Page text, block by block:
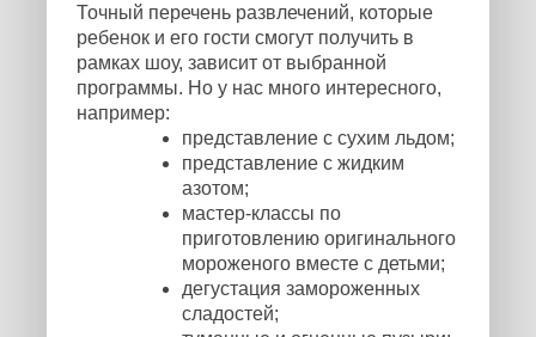
Точный перечень развлечений, которые
ребенок и его гости смогут получить в
рамках шоу, зависит от выбранной
программы. Но у нас много интересного,
например:
представление с сухим льдом;
представление с жидким
азотом;
мастер-классы по
приготовлению оригинального
мороженого вместе с детьми;
дегустация замороженных
сладостей;